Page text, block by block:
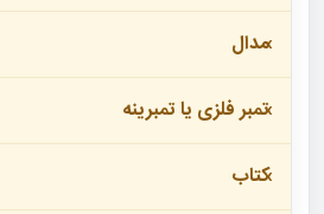
مدال
تمبر فلزی یا تمبرینه
کتاب